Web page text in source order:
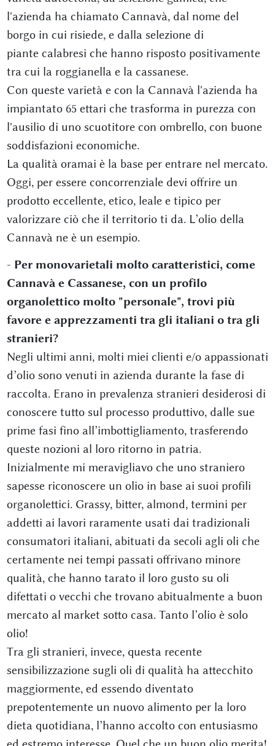
l'azienda ha chiamato Cannavà, dal nome del
borgo in cui risiede, e dalla selezione di
piante calabresi che hanno risposto positivamente
tra cui la roggianella e la cassanese.
Con queste varietà e con la Cannavà l'azienda ha
impiantato 65 ettari che trasforma in purezza con
l'ausilio di uno scuotitore con ombrello, con buone
soddisfazioni economiche.
La qualità oramai è la base per entrare nel mercato.
Oggi, per essere concorrenziale devi offrire un
prodotto eccellente, etico, leale e tipico per
valorizzare ciò che il territorio ti da. L’olio della
Cannavà ne è un esempio.
- Per monovarietali molto caratteristici, come
Cannavà e Cassanese, con un profilo
organolettico molto "personale", trovi più
favore e apprezzamenti tra gli italiani o tra gli
stranieri?
Negli ultimi anni, molti miei clienti e/o appassionati
d’olio sono venuti in azienda durante la fase di
raccolta. Erano in prevalenza stranieri desiderosi di
conoscere tutto sul processo produttivo, dalle sue
prime fasi fino all’imbottigliamento, trasferendo
queste nozioni al loro ritorno in patria.
Inizialmente mi meravigliavo che uno straniero
sapesse riconoscere un olio in base ai suoi profili
organolettici. Grassy, bitter, almond, termini per
addetti ai lavori raramente usati dai tradizionali
consumatori italiani, abituati da secoli agli oli che
certamente nei tempi passati offrivano minore
qualità, che hanno tarato il loro gusto su oli
difettati o vecchi che trovano abitualmente a buon
mercato al market sotto casa. Tanto l’olio è solo
olio!
Tra gli stranieri, invece, questa recente
sensibilizzazione sugli oli di qualità ha attecchito
maggiormente, ed essendo diventato
prepotentemente un nuovo alimento per la loro
dieta quotidiana, l’hanno accolto con entusiasmo